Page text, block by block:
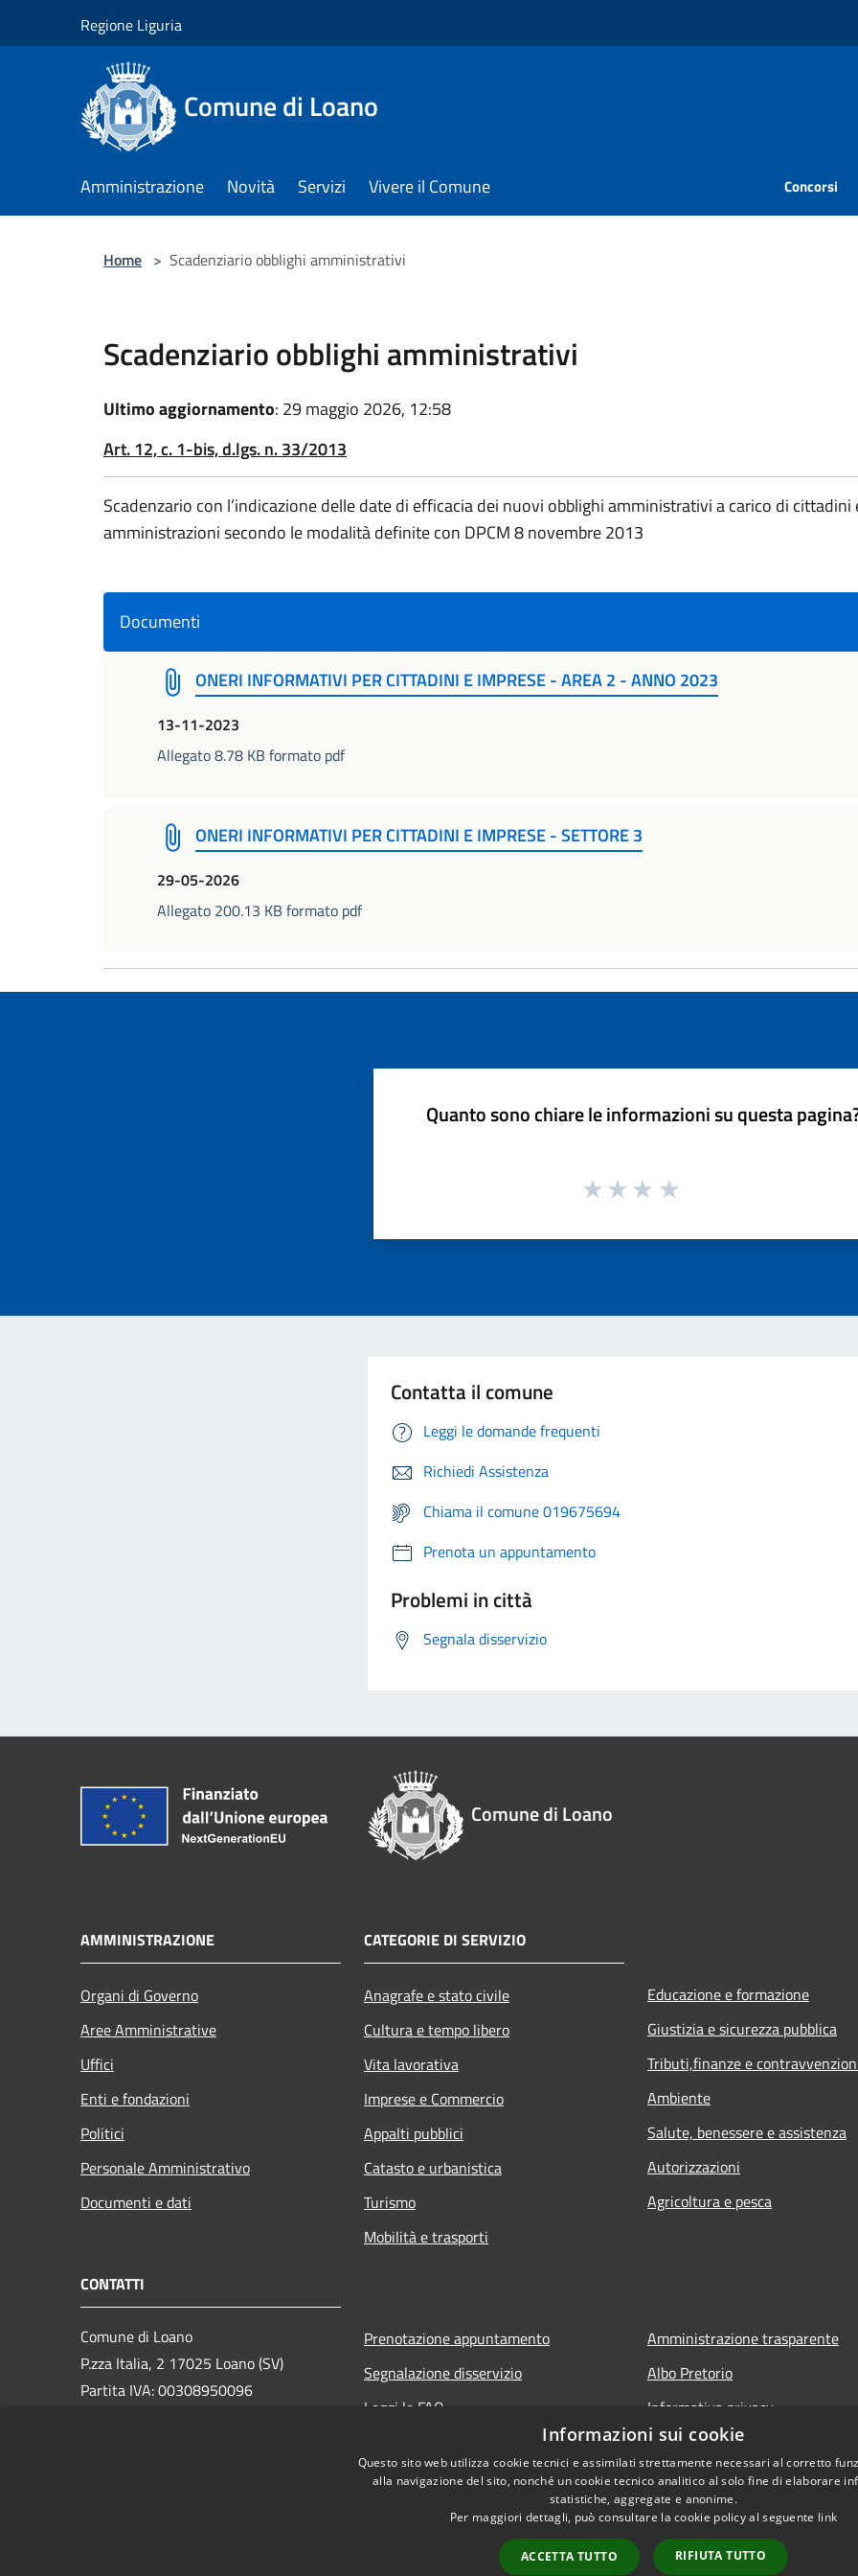
Regione Liguria
Comune di Loano
Amministrazione Novità Servizi Vivere il Comune Concorsi
Home > Scadenziario obblighi amministrativi
Scadenziario obblighi amministrativi
Ultimo aggiornamento: 29 maggio 2026, 12:58
Art. 12, c. 1-bis, d.lgs. n. 33/2013
Scadenzario con l’indicazione delle date di efficacia dei nuovi obblighi amministrativi a carico di
amministrazioni secondo le modalità definite con DPCM 8 novembre 2013
Documenti
ONERI INFORMATIVI PER CITTADINI E IMPRESE - AREA 2 - ANNO 2023
13-11-2023
Allegato 8.78 KB formato pdf
ONERI INFORMATIVI PER CITTADINI E IMPRESE - SETTORE 3
29-05-2026
Allegato 200.13 KB formato pdf
Quanto sono chiare le informazioni su questa
Contatta il comune
Leggi le domande frequenti
Richiedi Assistenza
Chiama il comune 019675694
Prenota un appuntamento
Problemi in città
Segnala disservizio
Comune di Loano
AMMINISTRAZIONE
Organi di Governo
Aree Amministrative
Uffici
Enti e fondazioni
Politici
Personale Amministrativo
Documenti e dati
CATEGORIE DI SERVIZIO
Anagrafe e stato civile
Cultura e tempo libero
Vita lavorativa
Imprese e Commercio
Appalti pubblici
Catasto e urbanistica
Turismo
Mobilità e trasporti
Educazione e formazione
Giustizia e sicurezza pubblica
Tributi,finanze e
Ambiente
Salute, benessere e assistenza
Autorizzazioni
Agricoltura e pesca
CONTATTI
Comune di Loano
P.zza Italia, 2 17025 Loano (SV)
Partita IVA: 00308950096
Prenotazione appuntamento
Segnalazione disservizio
Leggi le FAQ
Amministrazione trasparente
Albo Pretorio
Informativa privacy
Note legali
Dichiarazione di accessibilità
Informazioni sui cookie
Questo sito web utilizza cookie tecnici e assimilati strettamente necessari al corretto
alla navigazione del sito, nonché un cookie tecnico analitico al solo fine di elaborare
statistiche, aggregate e anonime.
Per maggiori dettagli, può consultare la cookie policy al seguente link
ACCETTA TUTTO RIFIUTA TUTTO